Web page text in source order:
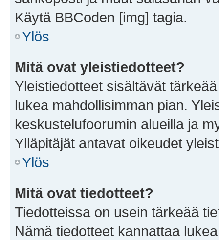
Käytä BBCoden [img] tagia.
Ylös
Mitä ovat yleistiedotteet?
Yleistiedotteet sisältävät
lukea mahdollisimman pian.
keskustelufoorumin alueilla ja
Ylläpitäjät antavat oikeudet
Ylös
Mitä ovat tiedotteet?
Tiedotteissa on usein tärkeää
Nämä tiedotteet kannattaa